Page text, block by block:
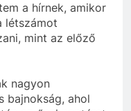
a hírnek, amikor
létszámot
mint az előző
nagyon
bajnokság, ahol